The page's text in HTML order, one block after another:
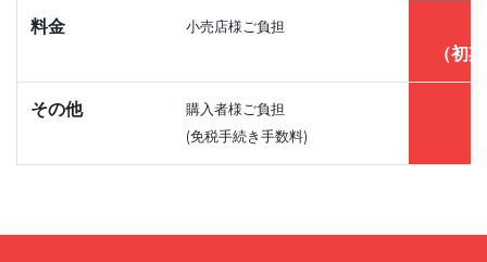
料金 小売店様ご負担
（初
その他
購入者様ご負担
(免税手続き手数料)